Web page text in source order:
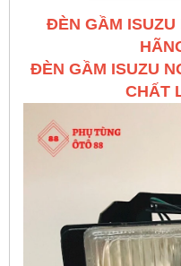
ĐÈN GẦM ISUZU
ĐÈN GẦM ISUZU
CHẤT